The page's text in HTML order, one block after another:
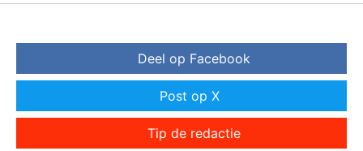
Deel op Facebook
Post op X
Tip de redactie